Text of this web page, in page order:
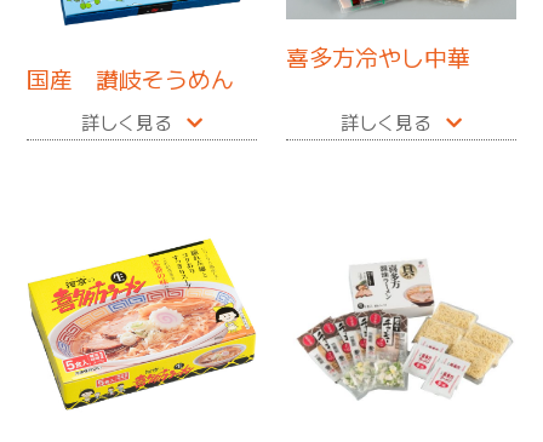
国産 讃岐そうめん
詳しく見る
喜多方冷やし中華
詳しく見る